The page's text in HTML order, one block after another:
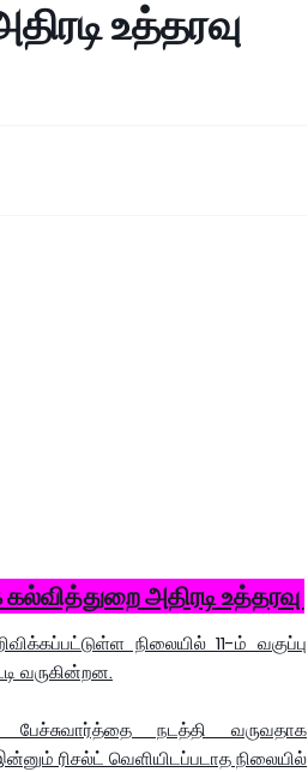
உத்தரவு
அதிரடி உத்தரவு
நிலையில் 11-ம் வகுப்பு
வருகின்றன.
நடத்தி வருவதாக
ரிசல்ட் வெளியிடப்படாத நிலையில்